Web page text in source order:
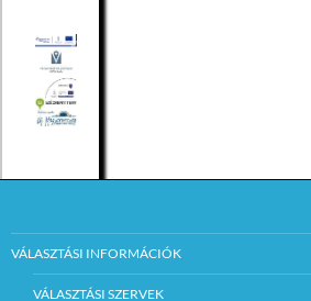
VÁLASZTÁSI INFORMÁCIÓK
VÁLASZTÁSI SZERVEK